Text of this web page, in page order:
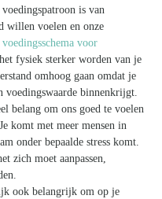
is van
willen voelen en onze
voedingsschema voor
fysiek sterker worden van je
omhoog gaan omdat je
voedingswaarde binnenkrijgt.
belang om ons goed te voelen
komt met meer mensen in
onder bepaalde stress komt.
zich moet aanpassen,
ook belangrijk om op je